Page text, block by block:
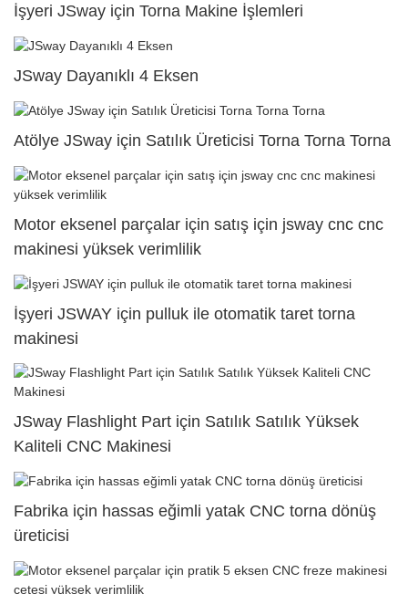
İşyeri JSway için Torna Makine İşlemleri
JSway Dayanıklı 4 Eksen
Atölye JSway için Satılık Üreticisi Torna Torna Torna
Motor eksenel parçalar için satış için jsway cnc cnc
makinesi yüksek verimlilik
İşyeri JSWAY için pulluk ile otomatik taret torna
makinesi
JSway Flashlight Part için Satılık Satılık Yüksek
Kaliteli CNC Makinesi
Fabrika için hassas eğimli yatak CNC torna dönüş
üreticisi